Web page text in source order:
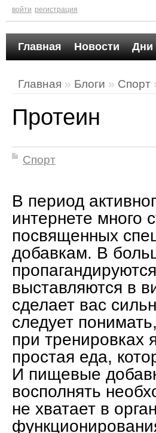
войти регистрация
Главная Новости Дни
Главная » Блоги » Спорт
Протеин
Спорт
В период
интернете много
посвященных
добавкам. В
выставляются в
сделает вас
следует
при тренировках
простая еда,
И пищевые
восполнять
не хватает в